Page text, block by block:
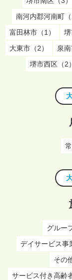
南河内郡河南町（
富田林市（1）
堺
大東市（2）
泉南
堺市西区（2）
グルー
デイサービス事
その
サービス付き高齢